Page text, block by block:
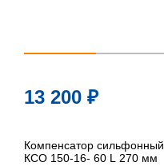
13 200 ₽
Компенсатор сильфонный
КСО 150-16- 60 L 270 мм